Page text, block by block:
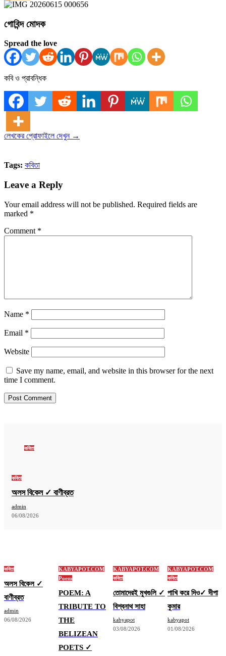
গোবিন্দ মোদক
Spread the love
কবি ও প্রাবন্ধিক
লেখকের প্রোফাইলে দেখুন →
Tags: কবিতা
Leave a Reply
Your email address will not be published. Required fields are
marked *
Comment *
Name *
Email *
Website
Save my name, email, and website in this browser for the next
time I comment.
কবিতা
কবিতা
অলস বিকেল ✓ বাণীব্রত
admin
06/08/2026
কবিতা
অলস বিকেল ✓
বাণীব্রত
admin
06/08/2026
KABYAPOT.COM
Poem
POEM: A
TRIBUTE TO
THE
BELIZEAN
POETS ✓
KABYAPOT.COM
কবিতা
তোমাদেরই মুখগুলি ✓
বিশ্বনাথ সাহা
kabyapot
03/08/2026
KABYAPOT.COM
কবিতা
পাখি করে দিও✓ দীপা
কুমার
kabyapot
01/08/2026